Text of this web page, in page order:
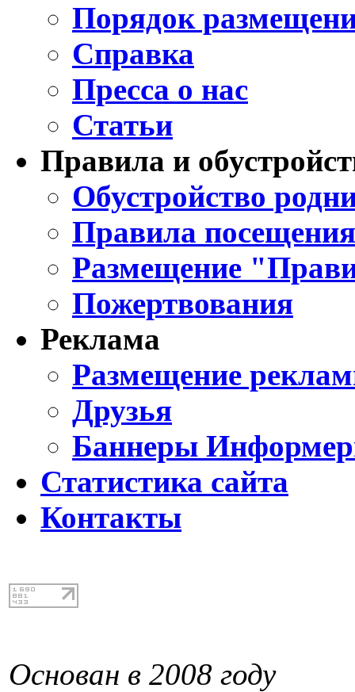
Порядок
Справка
Пресса о нас
Статьи
Правила и
Обустройство
Правила
Размещение
Пожертвования
Реклама
Размещение
Друзья
Баннеры
Статистика сайта
Контакты
Основан в 2008 году